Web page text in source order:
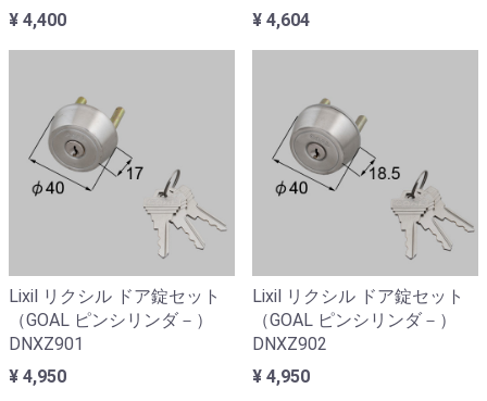
¥ 4,400
¥ 4,604
Lixil リクシル ドア錠セット
（GOAL ピンシリンダ－）
DNXZ901
¥ 4,950
Lixil リクシル ドア錠セット
（GOAL ピンシリンダ－）
DNXZ902
¥ 4,950